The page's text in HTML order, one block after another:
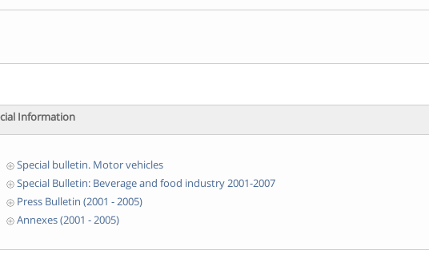
Information
Special bulletin. Motor vehicles
Special Bulletin: Beverage and food industry 2001-2007
Press Bulletin (2001 - 2005)
Annexes (2001 - 2005)